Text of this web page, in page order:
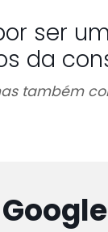
ser
da
também
Google